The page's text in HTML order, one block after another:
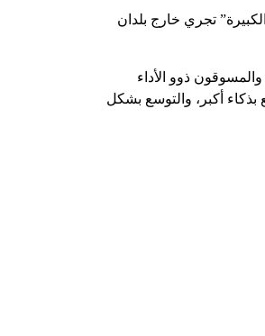
تجري خارج بلدان
ذوو الأداء
بذكاء أكبر، والتوسع بشكل